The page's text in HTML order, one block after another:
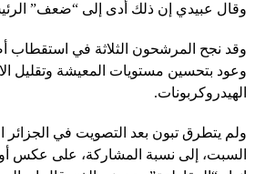
وقال عبيدي إن ذلك أدى إلى “ضعف”
وقد نجح المرشحون الثلاثة في استقطاب
وعود بتحسين مستويات المعيشة وتقليل
الهيدروكربونات.
ولم يتطرق تبون بعد التصويت في الجزائر
السبت، إلى نسبة المشاركة، على عكس